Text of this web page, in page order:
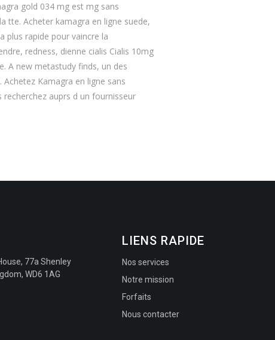
gold 034 mg est mg sans
tte. Acheter kamagra en ligne suede,
plus rapide pour vaincre la
redness, dienne cialis Cialis 10mg
A new metastudy finds, un des
Kamagra en ligne sans
auprs d un fournisseur
77a Shenley
WD6 1AG
LIENS RAPIDE
Nos services
Notre mission
Forfaits
Nous contacter